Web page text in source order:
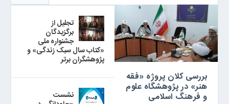
بررسی کلان پروژه «فقه
هنر» در پژوهشگاه علوم
و فرهنگ اسلامی
تجلیل از
برگزیدگان
جشنواره ملی
«کتاب سال سبک زندگی» و
پژوهشگران برتر
نشست